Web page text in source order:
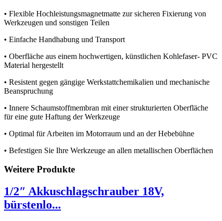
• Flexible Hochleistungsmagnetmatte zur sicheren Fixierung von
Werkzeugen und sonstigen Teilen
• Einfache Handhabung und Transport
• Oberfläche aus einem hochwertigen, künstlichen Kohlefaser- PVC
Material hergestellt
• Resistent gegen gängige Werkstattchemikalien und mechanische
Beanspruchung
• Innere Schaumstoffmembran mit einer strukturierten Oberfläche
für eine gute Haftung der Werkzeuge
• Optimal für Arbeiten im Motorraum und an der Hebebühne
• Befestigen Sie Ihre Werkzeuge an allen metallischen Oberflächen
Weitere Produkte
1/2″ Akkuschlagschrauber 18V,
bürstenlo...